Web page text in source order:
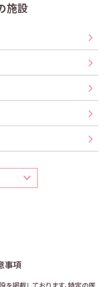
施設
事項
を掲載しております。特定の医